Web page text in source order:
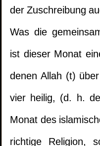
der Zuschreibung
Was die
ist dieser Monat
denen Allah (t)
vier heilig, (d. h.
Monat des